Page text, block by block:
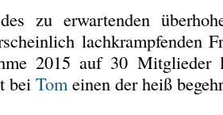
zu erwartenden
lachkrampfenden
2015 auf 30
bei Tomeinen der heiß